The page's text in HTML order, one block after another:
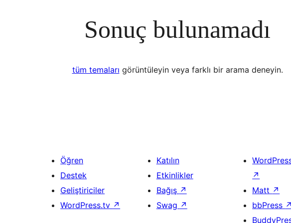
Sonuç bulunamadı
tüm temaları görüntüleyin veya farklı bir arama deneyin.
Öğren
Destek
Geliştiriciler
WordPress.tv ↗
Katılın
Etkinlikler
Bağış ↗
Swag ↗
↗
Matt ↗
bbPress ↗